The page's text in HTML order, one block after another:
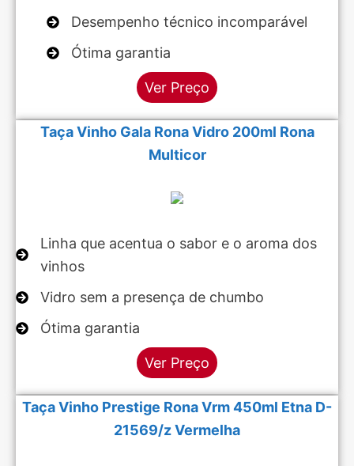
Desempenho técnico incomparável
Ótima garantia
Ver Preço
Taça Vinho Gala Rona Vidro 200ml Rona
Multicor
Linha que acentua o sabor e o aroma dos
vinhos
Vidro sem a presença de chumbo
Ótima garantia
Ver Preço
Taça Vinho Prestige Rona Vrm 450ml Etna D-
21569/z Vermelha